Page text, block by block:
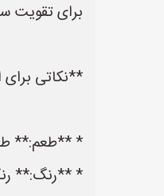
برای تقویت
**نکاتی
* **طعم:**
* **رنگ:**